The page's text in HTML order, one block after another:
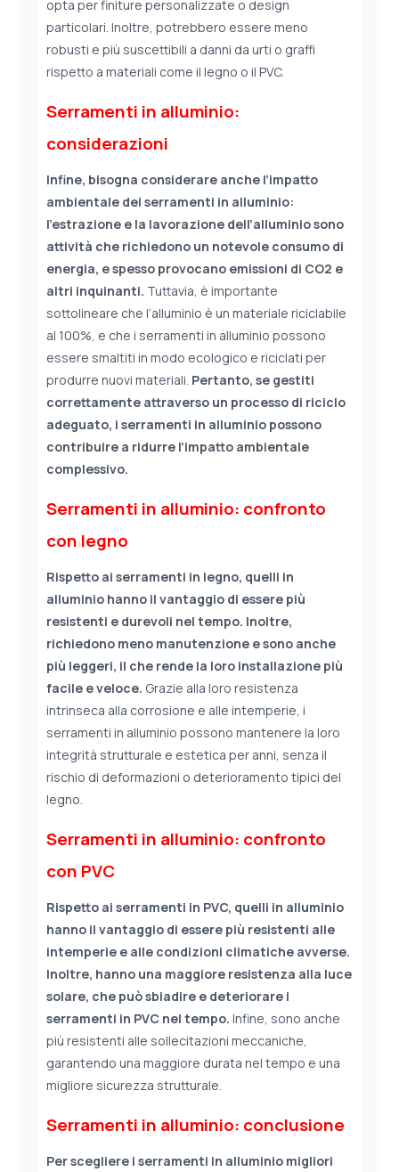
opta per finiture personalizzate o design
particolari. Inoltre, potrebbero essere meno
robusti e più suscettibili a danni da urti o graffi
rispetto a materiali come il legno o il PVC.
Serramenti in alluminio:
considerazioni
Infine, bisogna considerare anche l’impatto
ambientale dei serramenti in alluminio:
l’estrazione e la lavorazione dell’alluminio sono
attività che richiedono un notevole consumo di
energia, e spesso provocano emissioni di CO2 e
altri inquinanti. Tuttavia, è importante
sottolineare che l’alluminio è un materiale riciclabile
al 100%, e che i serramenti in alluminio possono
essere smaltiti in modo ecologico e riciclati per
produrre nuovi materiali. Pertanto, se gestiti
correttamente attraverso un processo di riciclo
adeguato, i serramenti in alluminio possono
contribuire a ridurre l’impatto ambientale
complessivo.
Serramenti in alluminio: confronto
con legno
Rispetto ai serramenti in legno, quelli in
alluminio hanno il vantaggio di essere più
resistenti e durevoli nel tempo. Inoltre,
richiedono meno manutenzione e sono anche
più leggeri, il che rende la loro installazione più
facile e veloce. Grazie alla loro resistenza
intrinseca alla corrosione e alle intemperie, i
serramenti in alluminio possono mantenere la loro
integrità strutturale e estetica per anni, senza il
rischio di deformazioni o deterioramento tipici del
legno.
Serramenti in alluminio: confronto
con PVC
Rispetto ai serramenti in PVC, quelli in alluminio
hanno il vantaggio di essere più resistenti alle
intemperie e alle condizioni climatiche avverse.
Inoltre, hanno una maggiore resistenza alla luce
solare, che può sbiadire e deteriorare i
serramenti in PVC nel tempo. Infine, sono anche
più resistenti alle sollecitazioni meccaniche,
garantendo una maggiore durata nel tempo e una
migliore sicurezza strutturale.
Serramenti in alluminio: conclusione
Per scegliere i serramenti in alluminio migliori